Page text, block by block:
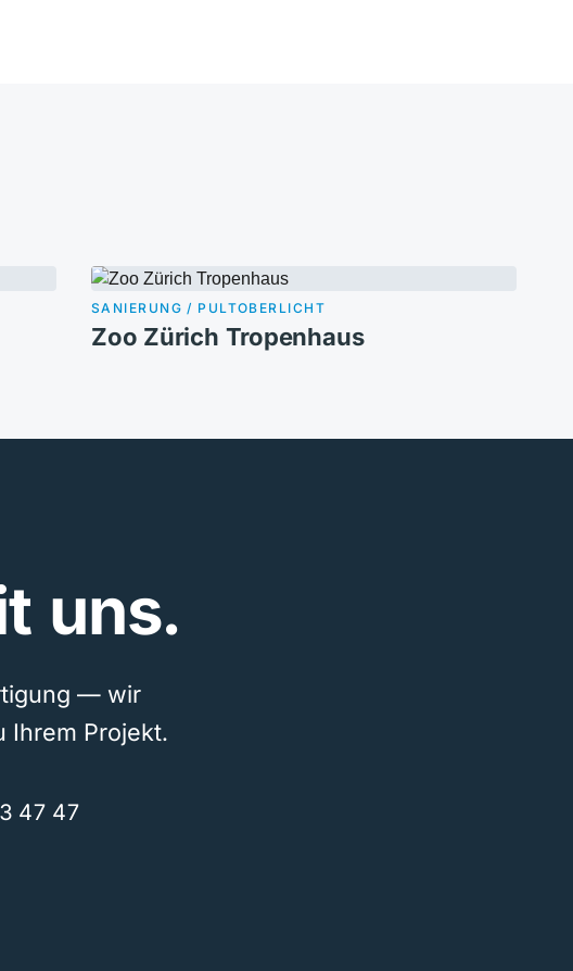
SANIERUNG / PULTOBERLICHT
Zoo Zürich Tropenhaus
uns.
— wir
Ihrem Projekt.
47 47